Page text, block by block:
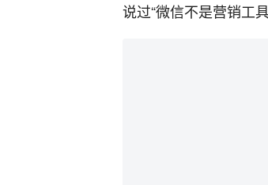
说过“微信不是营销工